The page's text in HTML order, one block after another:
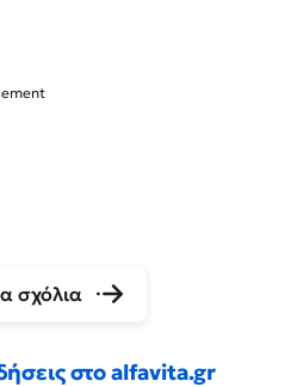
σχόλια
στο alfavita.gr